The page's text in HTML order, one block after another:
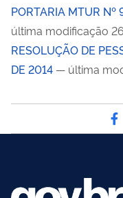
PORTARIA MTUR Nº
última modificação
RESOLUÇÃO DE
DE 2014 — última